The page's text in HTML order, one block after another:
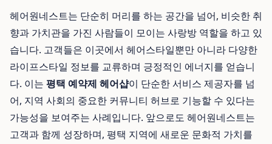
헤어원네스트는 단순히 머리를 하는 공간을 넘어, 비슷한 취
향과 가치관을 가진 사람들이 모이는 사랑방 역할을 하고 있
습니다. 고객들은 이곳에서 헤어스타일뿐만 아니라 다양한
라이프스타일 정보를 교류하며 긍정적인 에너지를 얻습니
다. 이는 평택 예약제 헤어샵이 단순한 서비스 제공자를 넘
어, 지역 사회의 중요한 커뮤니티 허브로 기능할 수 있다는
가능성을 보여주는 사례입니다. 앞으로도 헤어원네스트는
고객과 함께 성장하며, 평택 지역에 새로운 문화적 가치를